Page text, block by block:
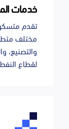
خدمات
تقدم
مختلف
والتصنيع،
لقطاع